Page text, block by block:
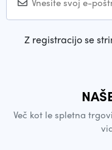
Z registracijo se
Več kot le spletna